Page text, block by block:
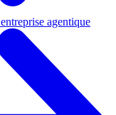
agentique